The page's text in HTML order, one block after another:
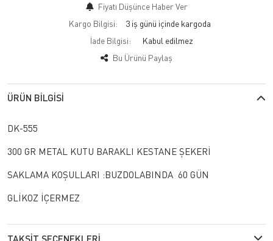
Fiyatı Düşünce Haber Ver
Kargo Bilgisi:
3 iş günü içinde kargoda
İade Bilgisi:
Bu Ürünü Paylaş
ÜRÜN BILGISI
DK-555
300 GR METAL KUTU BARAKLI KESTANE ŞEKERİ
SAKLAMA KOŞULLARI :BUZDOLABINDA 60 GÜN
GLİKOZ İÇERMEZ
TAKSIT SEÇENEKLERI